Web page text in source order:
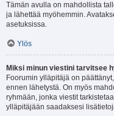
Tämän avulla on mahdollista
ja lähettää myöhemmin.
asetuksissa.
Ylös
Miksi minun viestini tarvitsee
Foorumin ylläpitäjä on
ennen lähetystä. On myös
ryhmään, jonka viestit
ylläpitäjään saadaksesi